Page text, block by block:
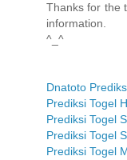
Thanks for the
information.
^_^
Dnatoto
Prediksi Togel
Prediksi Togel
Prediksi Togel
Prediksi Togel